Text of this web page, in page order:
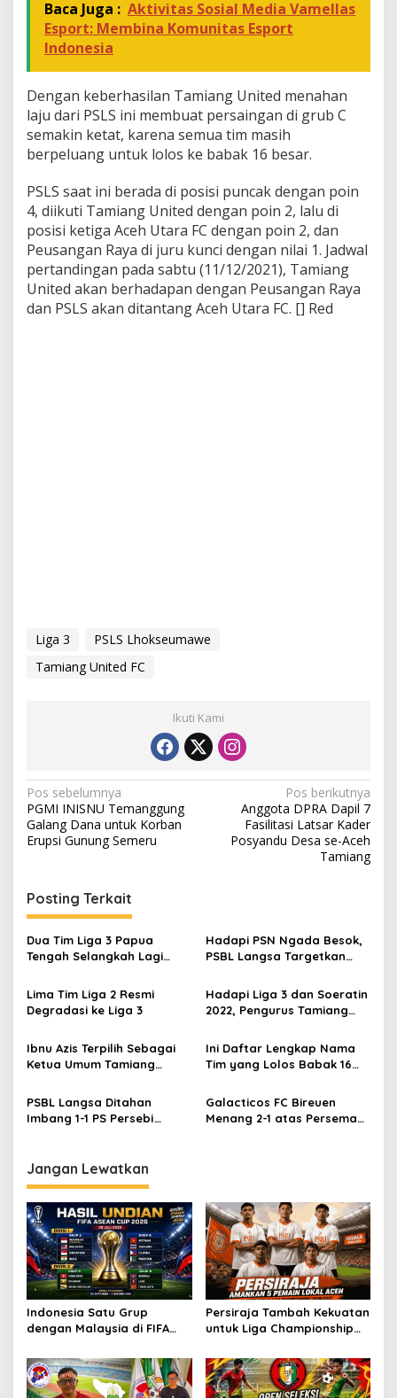
Baca Juga : Aktivitas Sosial Media Vamellas
Esport: Membina Komunitas Esport
Indonesia
Dengan keberhasilan Tamiang United menahan
laju dari PSLS ini membuat persaingan di grub C
semakin ketat, karena semua tim masih
berpeluang untuk lolos ke babak 16 besar.
PSLS saat ini berada di posisi puncak dengan poin
4, diikuti Tamiang United dengan poin 2, lalu di
posisi ketiga Aceh Utara FC dengan poin 2, dan
Peusangan Raya di juru kunci dengan nilai 1. Jadwal
pertandingan pada sabtu (11/12/2021), Tamiang
United akan berhadapan dengan Peusangan Raya
dan PSLS akan ditantang Aceh Utara FC. [] Red
Liga 3
PSLS Lhokseumawe
Tamiang United FC
Ikuti Kami
N
a
v
g
a
s
i
p
o
s
Pos sebelumnya
PGMI INISNU Temanggung
Galang Dana untuk Korban
Erupsi Gunung Semeru
Pos berikutnya
Anggota DPRA Dapil 7
Fasilitasi Latsar Kader
Posyandu Desa se-Aceh
Tamiang
Posting Terkait
Dua Tim Liga 3 Papua
Tengah Selangkah Lagi
Hadapi PSN Ngada Besok,
PSBL Langsa Targetkan
Lima Tim Liga 2 Resmi
Degradasi ke Liga 3
Hadapi Liga 3 dan Soeratin
2022, Pengurus Tamiang
Persiapan
Ibnu Azis Terpilih Sebagai
Ketua Umum Tamiang
2027
Ini Daftar Lengkap Nama
Tim yang Lolos Babak 16
PSBL Langsa Ditahan
Imbang 1-1 PS Persebi
Galacticos FC Bireuen
Menang 2-1 atas Perseman
Jangan Lewatkan
Indonesia Satu Grup
dengan Malaysia di FIFA
Persiraja Tambah Kekuatan
untuk Liga Championship
Lokal Aceh Resmi Dikontrak